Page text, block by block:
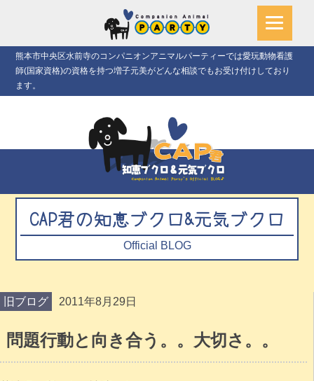
熊本市中央区水前寺のコンパニオンアニマルパーティーでは愛玩動物看護
師(国家資格)の資格を持つ増子元美がどんな相談でもお受け付けしており
ます。
CAP君の知恵ブクロ&元気ブクロ
Official BLOG
旧ブログ 2011年8月29日
問題行動と向き合う。。大切さ。。